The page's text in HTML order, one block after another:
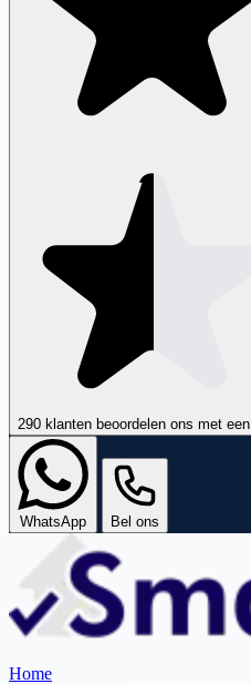
290 klanten beoordelen ons met een
WhatsApp Bel ons
Home